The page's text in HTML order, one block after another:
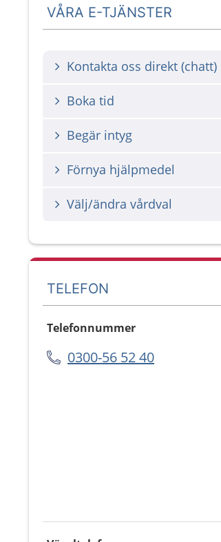
VÅRA E-TJÄNSTER
Kontakta oss direkt (chatt)
Boka tid
Begär intyg
Förnya hjälpmedel
Välj/ändra vårdval
TELEFON
Telefonnummer
0300-56 52 40